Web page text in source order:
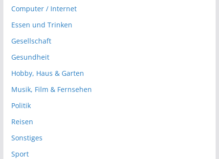
Computer / Internet
Essen und Trinken
Gesellschaft
Gesundheit
Hobby, Haus & Garten
Musik, Film & Fernsehen
Politik
Reisen
Sonstiges
Sport